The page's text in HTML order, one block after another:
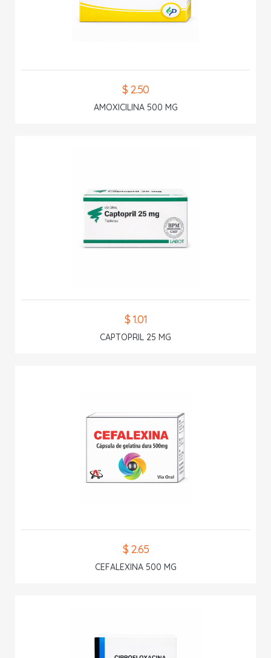
$ 2.50
AMOXICILINA 500 MG
$ 1.01
CAPTOPRIL 25 MG
$ 2.65
CEFALEXINA 500 MG